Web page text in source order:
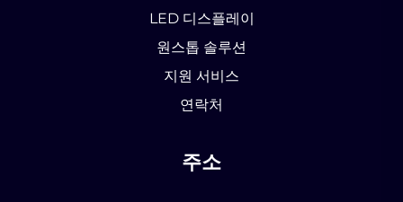
LED 디스플레이
원스톱 솔루션
지원 서비스
연락처
주소